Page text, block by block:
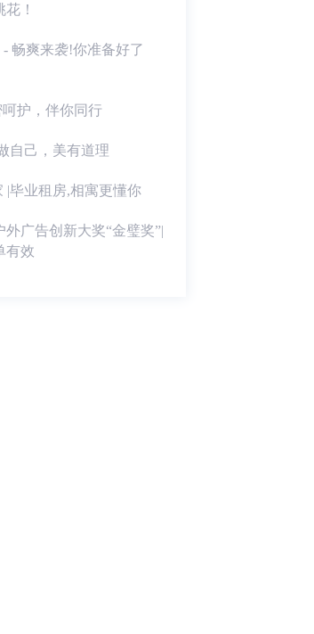
！
畅爽来袭!你准备好了
护，伴你同行
自己，美有道理
|毕业租房,相寓更懂你
广告创新大奖“金璧奖”|
有效